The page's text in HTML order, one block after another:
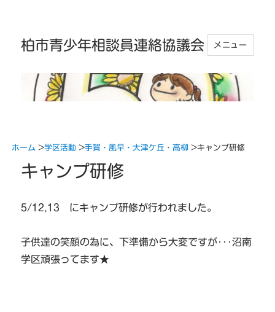
柏市青少年相談員連絡協議会 メニュー
ホーム >学区活動 >手賀・風早・大津ケ丘・高柳 >キャンプ研修
キャンプ研修
5/12,13 にキャンプ研修が行われました。
子供達の笑顔の為に、下準備から大変ですが･･･沼南
学区頑張ってます★